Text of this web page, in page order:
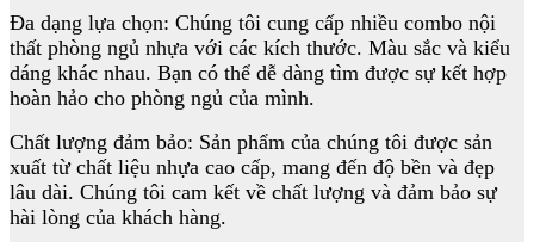
Đa dạng lựa chọn: Chúng tôi cung cấp nhiều combo nội
thất phòng ngủ nhựa với các kích thước. Màu sắc và kiểu
dáng khác nhau. Bạn có thể dễ dàng tìm được sự kết hợp
hoàn hảo cho phòng ngủ của mình.
Chất lượng đảm bảo: Sản phẩm của chúng tôi được sản
xuất từ chất liệu nhựa cao cấp, mang đến độ bền và đẹp
lâu dài. Chúng tôi cam kết về chất lượng và đảm bảo sự
hài lòng của khách hàng.